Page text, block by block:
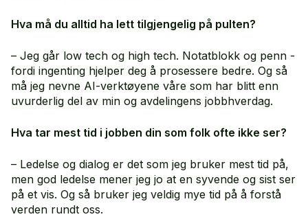
Hva må du alltid ha lett tilgjengelig på pulten?
– Jeg går low tech og high tech. Notatblokk og penn -
fordi ingenting hjelper deg å prosessere bedre. Og så
må jeg nevne AI-verktøyene våre som har blitt enn
uvurderlig del av min og avdelingens jobbhverdag.
Hva tar mest tid i jobben din som folk ofte ikke ser?
– Ledelse og dialog er det som jeg bruker mest tid på,
men god ledelse mener jeg jo at en syvende og sist ser
på et vis. Og så bruker jeg veldig mye tid på å forstå
verden rundt oss.